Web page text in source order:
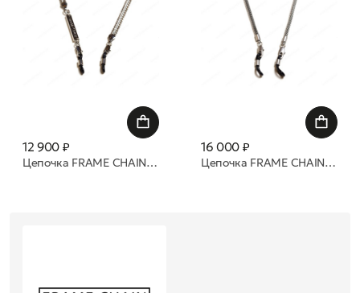
12 900 ₽
Цепочка FRAME CHAIN Billie White Gold
16 000 ₽
Цепочка FRAME CHAIN Matte white gold